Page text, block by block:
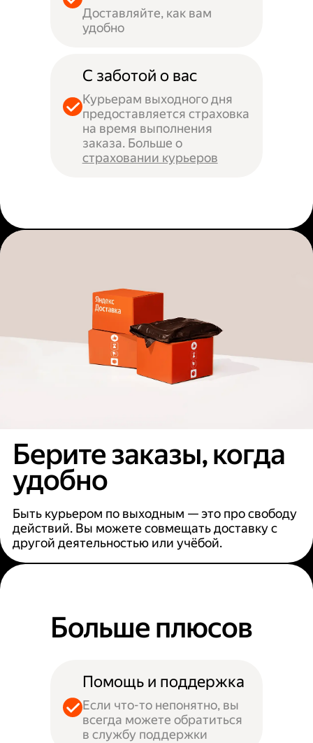
Доставляйте, как вам
удобно
С заботой о вас
Курьерам выходного дня
предоставляется страховка
на время выполнения
заказа. Больше о
страховании курьеров
Берите заказы, когда
удобно
Быть курьером по выходным — это про свободу
действий. Вы можете совмещать доставку с
другой деятельностью или учёбой.
Больше плюсов
Помощь и поддержка
Если что-то непонятно, вы
всегда можете обратиться
в службу поддержки